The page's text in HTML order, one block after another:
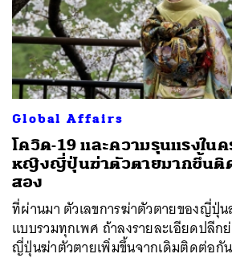
Global Affairs
โควิด-19 และความรุนแรงใน
หญิงญี่ปุ่นฆ่าตัวตายมากขึ้นติ
สอง
ที่ผ่านมา ตัวเลขการฆ่าตัวตายของญี่ปุ่น
แบบรวมทุกเพศ ถ้าลงรายละเอียดปลี
ญี่ปุ่นฆ่าตัวตายเพิ่มขึ้นจากเดิมติดต่อกั